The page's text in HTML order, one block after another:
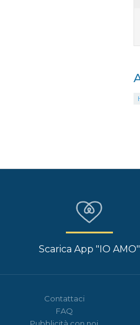
Scarica App "IO AMO"
Contattaci
FAQ